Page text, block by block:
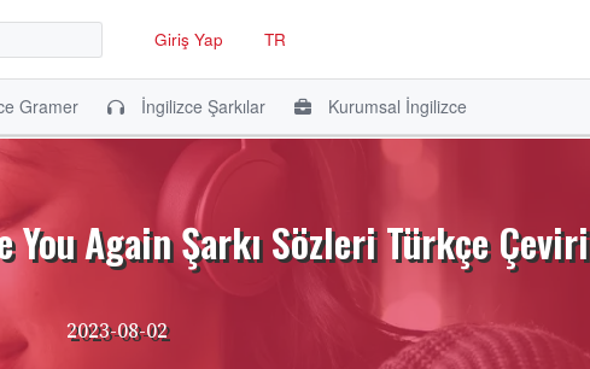
Giriş Yap TR
Gramer İngilizce Şarkılar Kurumsal İngilizce
You Again Şarkı Sözleri Türkçe Çeviri
2023-08-02